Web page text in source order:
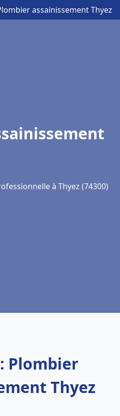
assainissement Thyez
à Thyez (74300)
Plombier
Thyez